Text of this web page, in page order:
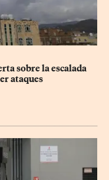
sobre la escalada
ataques